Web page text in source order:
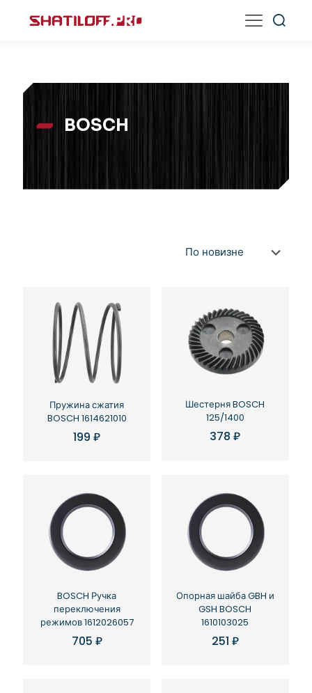
BOSCH
Пружина сжатия
BOSCH 1614621010
199₽
Шестерня BOSCH
125/1400
378₽
BOSCH Ручка
переключения
режимов 1612026057
705 ₽
Опорная шайба GBH и
GSH BOSCH
1610103025
251 ₽